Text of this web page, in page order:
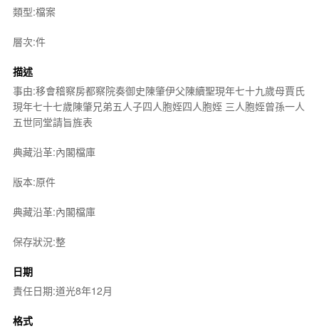
類型:檔案
層次:件
描述
事由:移會稽察房都察院奏御史陳肇伊父陳續聖現年七十九歲母賈氏
現年七十七歲陳肇兄弟五人子四人胞姪四人胞姪 三人胞姪曾孫一人
五世同堂請旨旌表
典藏沿革:內閣檔庫
版本:原件
典藏沿革:內閣檔庫
保存狀況:整
日期
責任日期:道光8年12月
格式